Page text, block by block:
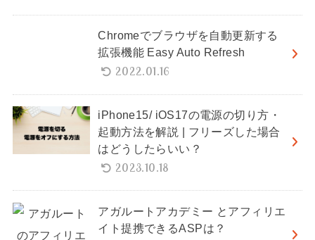
Chromeでブラウザを自動更新する
拡張機能 Easy Auto Refresh
2022.01.16
iPhone15/ iOS17の電源の切り方・
起動方法を解説 | フリーズした場合
はどうしたらいい？
2023.10.18
アガルートアカデミー とアフィリエ
イト提携できるASPは？